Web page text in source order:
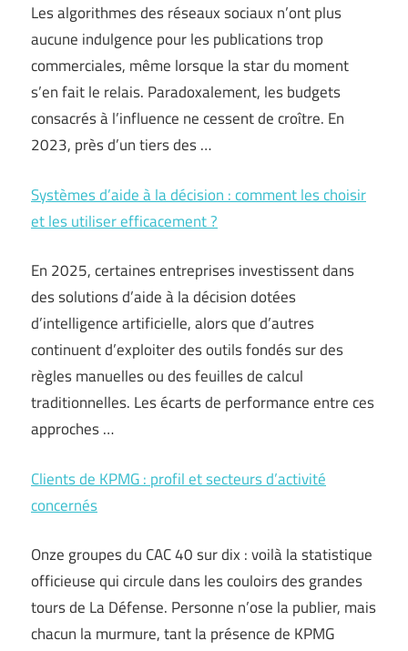
Les algorithmes des réseaux sociaux n’ont plus
aucune indulgence pour les publications trop
commerciales, même lorsque la star du moment
s’en fait le relais. Paradoxalement, les budgets
consacrés à l’influence ne cessent de croître. En
2023, près d’un tiers des …
Systèmes d’aide à la décision : comment les choisir
et les utiliser efficacement ?
En 2025, certaines entreprises investissent dans
des solutions d’aide à la décision dotées
d’intelligence artificielle, alors que d’autres
continuent d’exploiter des outils fondés sur des
règles manuelles ou des feuilles de calcul
traditionnelles. Les écarts de performance entre ces
approches …
Clients de KPMG : profil et secteurs d’activité
concernés
Onze groupes du CAC 40 sur dix : voilà la statistique
officieuse qui circule dans les couloirs des grandes
tours de La Défense. Personne n’ose la publier, mais
chacun la murmure, tant la présence de KPMG